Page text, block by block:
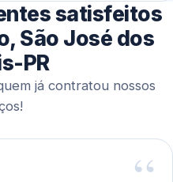
de pagamento,
de crédito e débito e
satisfeitos
São José dos
PR
já contratou nossos